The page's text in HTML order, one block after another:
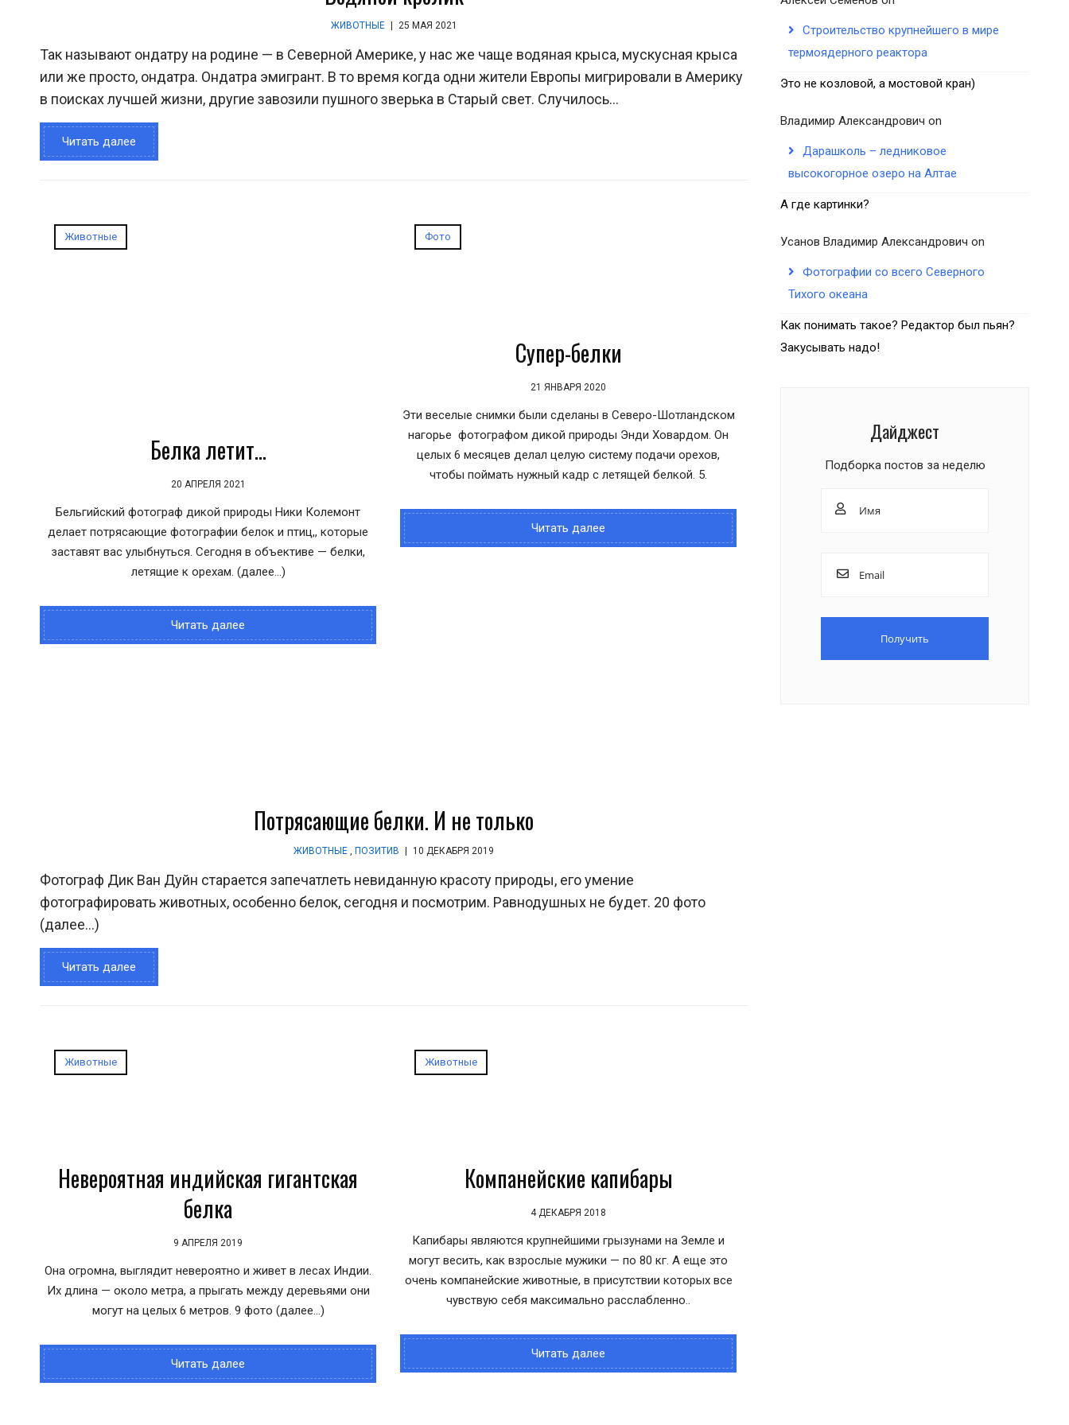
ЖИВОТНЫЕ 25 МАЯ 2021
Так называют ондатру на родине — в Северной Америке, у нас же чаще водяная крыса, мускусная крыса
или же просто, ондатра. Ондатра эмигрант. В то время когда одни жители Европы мигрировали в Америку
в поисках лучшей жизни, другие завозили пушного зверька в Старый свет. Случилось...
Читать далее
Животные
Белка летит…
20 АПРЕЛЯ 2021
Бельгийский фотограф дикой природы Ники Колемонт
делает потрясающие фотографии белок и птиц,, которые
заставят вас улыбнуться. Сегодня в объективе — белки,
летящие к орехам. (далее…)
Читать далее
Фото
Супер-белки
21 ЯНВАРЯ 2020
Эти веселые снимки были сделаны в Северо-Шотландском
нагорье фотографом дикой природы Энди Ховардом. Он
целых 6 месяцев делал целую систему подачи орехов,
чтобы поймать нужный кадр с летящей белкой. 5.
Читать далее
Потрясающие белки. И не только
ЖИВОТНЫЕ ,ПОЗИТИВ | 10 ДЕКАБРЯ 2019
Фотограф Дик Ван Дуйн старается запечатлеть невиданную красоту природы, его умение
фотографировать животных, особенно белок, сегодня и посмотрим. Равнодушных не будет. 20 фото
(далее…)
Читать далее
Животные
Невероятная индийская гигантская
белка
9 АПРЕЛЯ 2019
Она огромна, выглядит невероятно и живет в лесах Индии.
Их длина — около метра, а прыгать между деревьями они
могут на целых 6 метров. 9 фото (далее…)
Читать далее
Животные
Компанейские капибары
4 ДЕКАБРЯ 2018
Капибары являются крупнейшими грызунами на Земле и
могут весить, как взрослые мужики — по 80 кг. А еще это
очень компанейские животные, в присутствии которых все
чувствую себя максимально расслабленно..
Читать далее
Строительство крупнейшего в мире
термоядерного реактора
Это не козловой, а мостовой кран)
Владимир Александрович on
Дарашколь – ледниковое
высокогорное озеро на Алтае
А где картинки?
Усанов Владимир Александрович on
Фотографии со всего Северного
Тихого океана
Как понимать такое? Редактор был пьян?
Закусывать надо!
Дайджест
Подборка постов за неделю